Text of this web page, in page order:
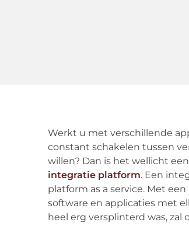
Werkt u met verschillende
constant schakelen tussen
willen? Dan is het wellicht
integratie platform. Een
platform as a service. Met
software en applicaties met
heel erg versplinterd was, zal